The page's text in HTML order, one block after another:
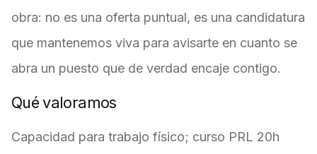
obra: no es una oferta puntual, es una candidatura
que mantenemos viva para avisarte en cuanto se
abra un puesto que de verdad encaje contigo.
Qué valoramos
Capacidad para trabajo físico; curso PRL 20h